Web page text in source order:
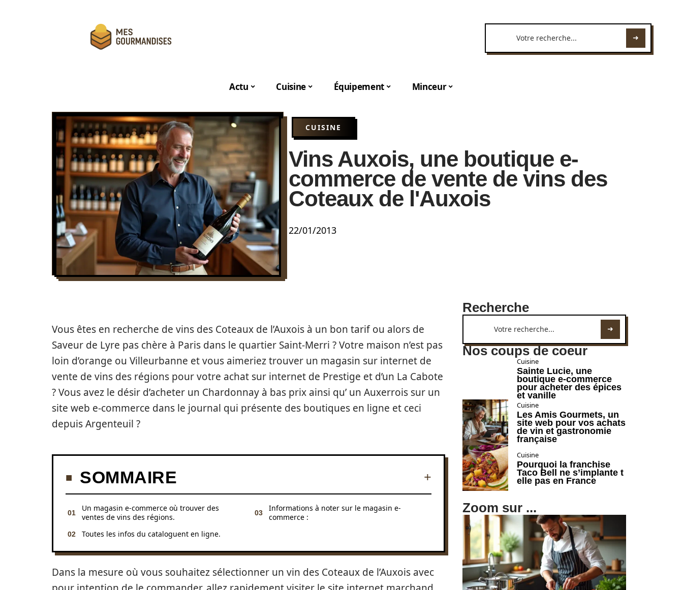
Actu Cuisine Équipement Minceur
CUISINE
Vins Auxois, une boutique e-
commerce de vente de vins des
Coteaux de l'Auxois
22/01/2013
Vous êtes en recherche de vins des Coteaux de l’Auxois à un bon tarif ou alors de
Saveur de Lyre pas chère à Paris dans le quartier Saint-Merri ? Votre maison n’est pas
loin d’orange ou Villeurbanne et vous aimeriez trouver un magasin sur internet de
vente de vins des régions pour votre achat sur internet de Prestige et d’un La Cabote
? Vous avez le désir d’acheter un Chardonnay à bas prix ainsi qu’ un Auxerrois sur un
site web e-commerce dans le journal qui présente des boutiques en ligne et ceci
depuis Argenteuil ?
SOMMAIRE
Un magasin e-commerce où trouver des
ventes de vins des régions.
Toutes les infos du cataloguent en ligne.
Informations à noter sur le magasin e-
commerce :
Dans la mesure où vous souhaitez sélectionner un vin des Coteaux de l’Auxois avec
Recherche
Nos coups de coeur
Cuisine
Sainte Lucie, une
boutique e-commerce
pour acheter des épices
et vanille
Cuisine
Les Amis Gourmets, un
site web pour vos achats
de vin et gastronomie
française
Cuisine
Pourquoi la franchise
Taco Bell ne s’implante t
elle pas en France
Zoom sur ...